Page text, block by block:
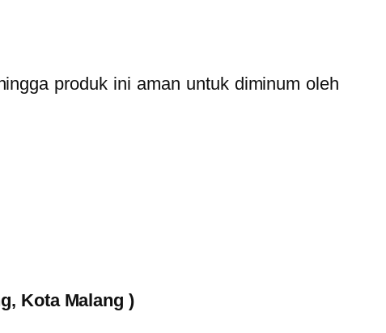
produk ini aman untuk diminum oleh
Kota Malang )